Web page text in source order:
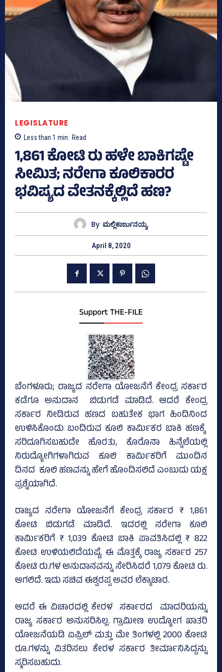
LEGISLATURE
Less than 1 min. Read
1,861 ಕೋಟಿ ರು ಹಳೇ ಬಾಕಿಗಷ್ಟೇ
ಸೀಮಿತ; ನರೇಗಾ ಕೂಲಿಕಾರರ
ಭವಿಷ್ಯದ ವೇತನಕ್ಕೆಲ್ಲಿದೆ ಹಣ?
By ಮಲ್ಲಿಕಾರ್ಜುನಯ್ಯ
April 8, 2020
Support THE-FILE
ಬೆಂಗಳೂರು; ರಾಜ್ಯದ ನರೇಗಾ ಯೋಜನೆಗೆ ಕೇಂದ್ರ ಸರ್ಕಾರ
ಕಡೆಗೂ ಅನುದಾನ ಬಿಡುಗಡೆ ಮಾಡಿದೆ. ಆದರೆ ಕೇಂದ್ರ
ಸರ್ಕಾರ ನೀಡಿರುವ ಹಣದ ಬಹುತೇಕ ಭಾಗ ಹಿಂದಿನಿಂದ
ಉಳಿಸಿಕೊಂಡು ಬಂದಿರುವ ಕೂಲಿ ಕಾರ್ಮಿಕರ ಬಾಕಿ ಹಣಕ್ಕೆ
ಸರಿದೂಗಿಸಬಹುದೇ ಹೊರತು, ಕೊರೊನಾ ಹಿನ್ನೆಲೆಯಲ್ಲಿ
ನಿರುದ್ಯೋಗಿಗಳಾಗಿರುವ ಕೂಲಿ ಕಾರ್ಮಿಕರಿಗೆ ಮುಂದಿನ
ದಿನದ ಕೂಲಿ ಹಣವನ್ನು ಹೇಗೆ ಹೊಂದಿಸಲಿದೆ ಎಂಬುದು ಯಕ್ಷ
ಪ್ರಶ್ನೆಯಾಗಿದೆ.
ರಾಜ್ಯದ ನರೇಗಾ ಯೋಜನೆಗೆ ಕೇಂದ್ರ ಸರ್ಕಾರ ₹ 1,861
ಕೋಟಿ ಬಿಡುಗಡೆ ಮಾಡಿದೆ. ಇದರಲ್ಲಿ ನರೇಗಾ ಕೂಲಿ
ಕಾರ್ಮಿಕರಿಗೆ ₹ 1,039 ಕೋಟಿ ಬಾಕಿ ಪಾವತಿಸಿದಲ್ಲಿ ₹ 822
ಕೋಟಿ ಉಳಿಯಲಿದೆಯಷ್ಟೆ. ಈ ಮೊತ್ತಕ್ಕೆ ರಾಜ್ಯ ಸರ್ಕಾರ 257
ಕೋಟಿ ರು.ಗಳ ಅನುದಾನವನ್ನು ಸೇರಿಸಿದರೆ 1,079 ಕೋಟಿ ರು.
ಆಗಲಿದೆ. ಇದು ಸಚಿವ ಈಶ್ವರಪ್ಪ ಅವರ ಲೆಕ್ಕಾಚಾರ.
ಆದರೆ ಈ ವಿಚಾರದಲ್ಲಿ ಕೇರಳ ಸರ್ಕಾರದ ಮಾದರಿಯನ್ನು
ರಾಜ್ಯ ಸರ್ಕಾರ ಅನುಸರಿಸಿಲ್ಲ. ಗ್ರಾಮೀಣ ಉದ್ಯೋಗ ಖಾತರಿ
ಯೋಜನೆಯಡಿ ಏಪ್ರಿಲ್ ಮತ್ತು ಮೇ ತಿಂಗಳಲ್ಲಿ 2000 ಕೋಟಿ
ರೂ.ಗಳನ್ನು ವಿತರಿಸಲು ಕೇರಳ ಸರ್ಕಾರ ತೀರ್ಮಾನಿಸಿದ್ದನ್ನು
ಸ್ಮರಿಸಬಹುದು.